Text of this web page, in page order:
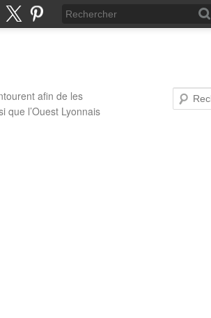
afin de les
que l’Ouest Lyonnais